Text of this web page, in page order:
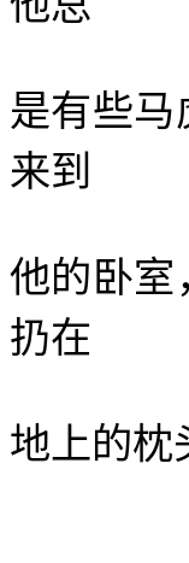
是有些
来到
他的卧室
扔在
地上的枕